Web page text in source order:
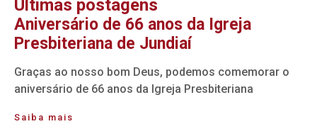
Últimas postagens
Aniversário de 66 anos da Igreja
Presbiteriana de Jundiaí
Graças ao nosso bom Deus, podemos comemorar o
aniversário de 66 anos da Igreja Presbiteriana
Saiba mais